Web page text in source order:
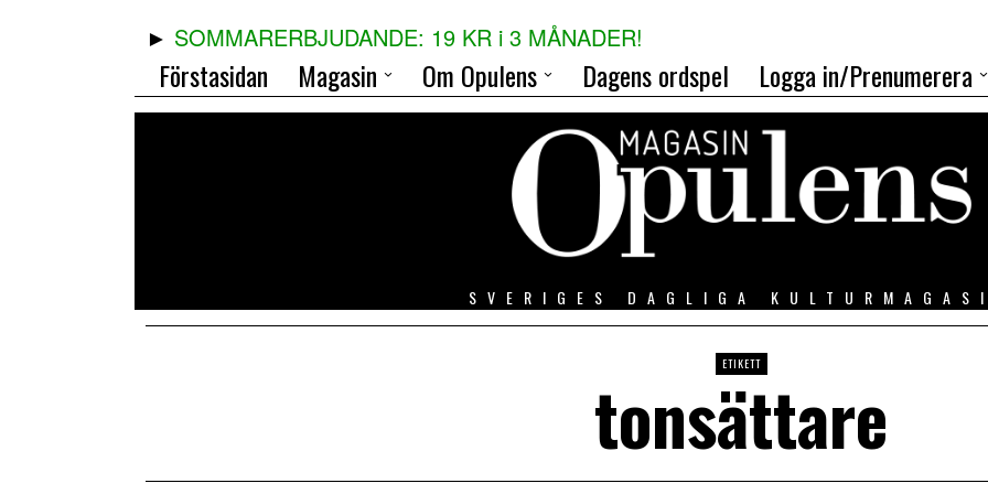
SOMMARERBJUDANDE: 19 KR i 3 MÅNADER!
Förstasidan Magasin Om Opulens Dagens ordspel Logga in/Prenumerera
SVERIGES DAGLIGA
ETIKETT
tonsättare